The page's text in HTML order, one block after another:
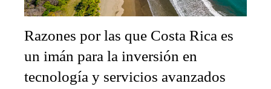
Razones por las que Costa Rica es
un imán para la inversión en
tecnología y servicios avanzados